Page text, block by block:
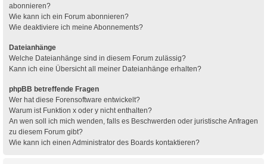
abonnieren?
Wie kann ich ein Forum abonnieren?
Wie deaktiviere ich meine Abonnements?
Dateianhänge
Welche Dateianhänge sind in diesem Forum zulässig?
Kann ich eine Übersicht all meiner Dateianhänge erhalten?
phpBB betreffende Fragen
Wer hat diese Forensoftware entwickelt?
Warum ist Funktion x oder y nicht enthalten?
An wen soll ich mich wenden, falls es Beschwerden oder juristische Anfragen
zu diesem Forum gibt?
Wie kann ich einen Administrator des Boards kontaktieren?